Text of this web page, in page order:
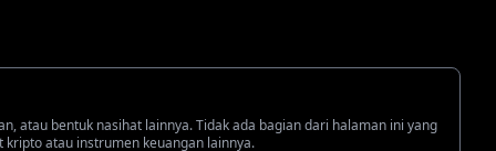
atau bentuk nasihat lainnya. Tidak ada bagian dari halaman ini yang
atau instrumen keuangan lainnya.